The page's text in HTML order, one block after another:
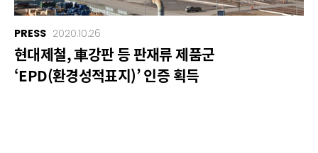
PRESS 2020.10.26
현대제철, 車강판 등 판재류 제품군
‘EPD(환경성적표지)’ 인증 획득